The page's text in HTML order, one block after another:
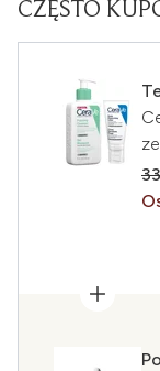
CZĘSTO